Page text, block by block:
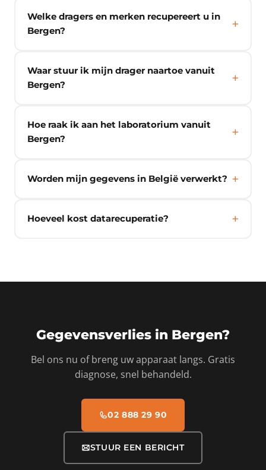
Welke dragers en merken recupereert u in
Bergen?
Waar stuur ik mijn drager naartoe vanuit
Bergen?
Hoe raak ik aan het laboratorium vanuit
Bergen?
Worden mijn gegevens in België verwerkt?
Hoeveel kost datarecuperatie?
Gegevensverlies in Bergen?
Bel ons nu of breng uw apparaat langs. Gratis
diagnose, snel behandeld.
02 888 29 90
STUUR EEN BERICHT